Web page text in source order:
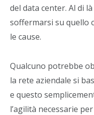
del data center. Al di
soffermarsi su quello
le cause.
Qualcuno potrebbe
la rete aziendale si
e questo
l’agilità necessarie